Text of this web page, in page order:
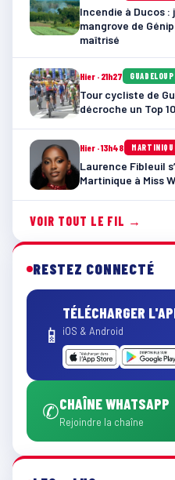
Incendie à Ducos :
mangrove de
maîtrisé
Hier · 21h27
Tour cycliste de
décroche un Top
Hier · 13h48
Laurence Fibleuil
Martinique à Miss
VOIR TOUT LE FIL →
RESTEZ CONNECTÉ
📱
TÉLÉCHARGER
iOS & Android
✆CHAÎNE WHATSAPP
Rejoindre la chaîne